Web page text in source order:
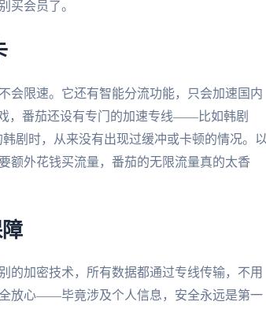
买会员了。
会限速。它还有智能分流功能，只会加速国内
，番茄还设有专门的加速专线——比如韩剧
剧时，从来没有出现过缓冲或卡顿的情况。以
额外花钱买流量，番茄的无限流量真的太香
的加密技术，所有数据都通过专线传输，不用
放心——毕竟涉及个人信息，安全永远是第一